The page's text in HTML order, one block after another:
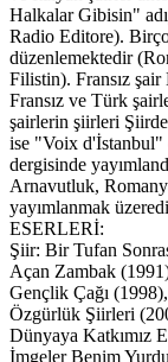
Halkalar Gibisin"
Radio Editore).
düzenlemektedir
Filistin). Fransız
Fransız ve Türk
şairlerin şiirleri
ise "Voix d'İstanbul"
dergisinde
Arnavutluk,
yayımlanmak
ESERLERİ:
Şiir: Bir Tufan
Açan Zambak
Gençlik Çağı
Özgürlük Şiirleri
Dünyaya Katkımız
İmgeler Benim